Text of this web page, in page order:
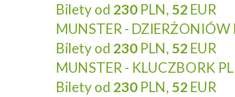
Bilety od 230 PLN, 52EUR
MUNSTER - DZIERŻONIÓW
Bilety od 230 PLN, 52EUR
MUNSTER - KLUCZBORK PL
Bilety od 230 PLN, 52EUR